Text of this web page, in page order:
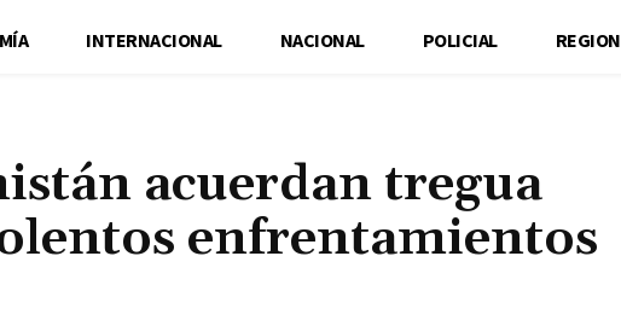
INTERNACIONAL NACIONAL POLICIAL REGION
acuerdan tregua
enfrentamientos